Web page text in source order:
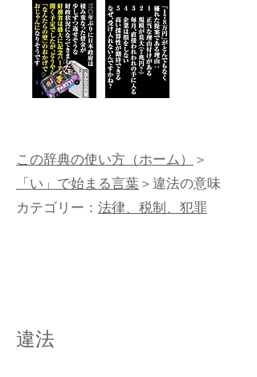
この辞典の使い方（ホーム）＞
「い」で始まる言葉＞違法の意味
カテゴリー： 法律、税制、犯罪
違法